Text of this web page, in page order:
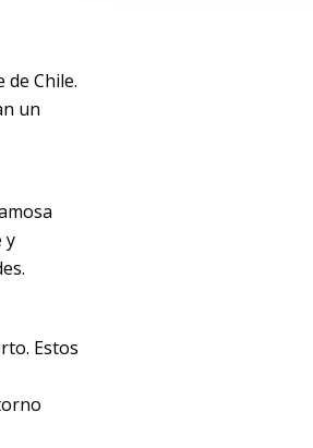
de Chile.
un
y
Estos